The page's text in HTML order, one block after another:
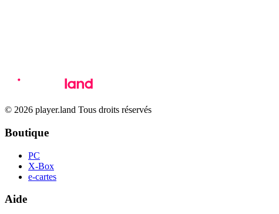
© 2026 player.land Tous droits réservés
Boutique
PC
X-Box
e-cartes
Aide